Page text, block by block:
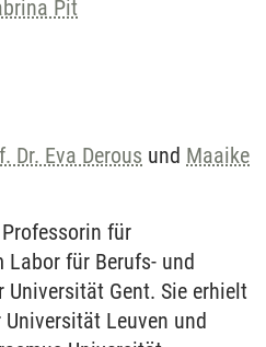
Pit
Dr. Eva Derous und Maaike
für
Labor für Berufs- und
Universität Gent. Sie erhielt
Leuven und